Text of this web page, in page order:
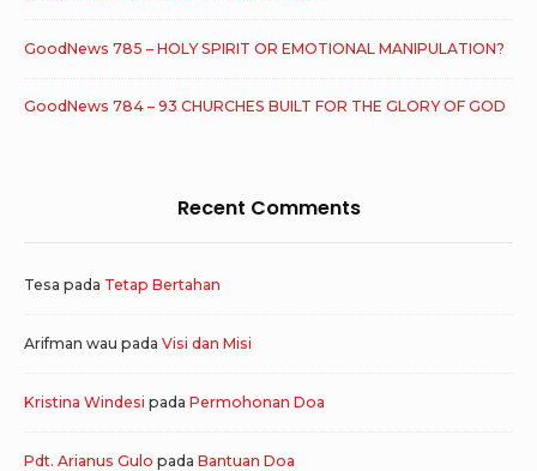
GoodNews 785 – HOLY SPIRIT OR EMOTIONAL MANIPULATION?
GoodNews 784 – 93 CHURCHES BUILT FOR THE GLORY OF GOD
Recent Comments
Tesa pada Tetap Bertahan
Arifman wau pada Visi dan Misi
Kristina Windesi pada Permohonan Doa
Pdt. Arianus Gulo pada Bantuan Doa